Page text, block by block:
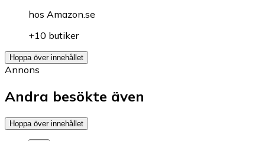
hos Amazon.se
+10 butiker
Hoppa över innehållet
Annons
Andra besökte även
Hoppa över innehållet